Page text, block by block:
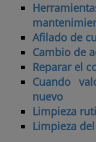
Afilado de
Cambio de
Reparar el
Cuando
nuevo
Limpieza
Limpieza